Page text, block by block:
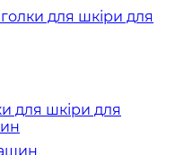
для шкіри для